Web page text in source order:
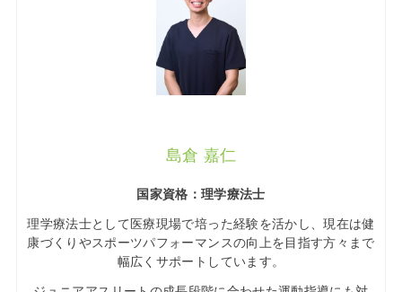
島倉 嘉仁
国家資格：理学療法士
理学療法士として医療現場で培った経験を活かし、現在は健
康づくりやスポーツパフォーマンスの向上を目指す方々まで
幅広くサポートしています。